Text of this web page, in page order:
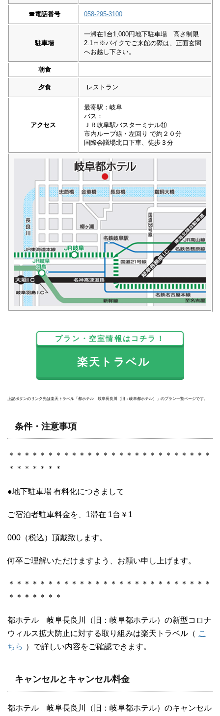
☎︎電話番号 058-295-3100
駐車場
一滞在1台1,000円地下駐車場 高さ制限
2.1ｍ※バイクでご来館の際は、正面玄関
へお越し下さい。
朝食
夕食 レストラン
アクセス
最寄駅：岐阜
バス：
ＪＲ岐阜駅バスターミナル⑪
市内ループ線・左回り で約２０分
国際会議場北口下車、徒歩３分
プラン・空室情報はコチラ！
楽天トラベル
上記ボタンのリンク先は楽天トラベル「都ホテル 岐阜長良川（旧：岐阜都ホテル）」のプラン一覧ページです。
条件・注意事項
＊＊＊＊＊＊＊＊＊＊＊＊＊＊＊＊＊＊＊＊＊＊＊＊＊＊
＊＊＊＊＊＊＊
●地下駐車場 有料化につきまして
ご宿泊者駐車料金を、1滞在 1台￥1
000（税込）頂戴致します。
何卒ご理解いただけますよう、お願い申し上げます。
＊＊＊＊＊＊＊＊＊＊＊＊＊＊＊＊＊＊＊＊＊＊＊＊＊＊
＊＊＊＊＊＊＊
都ホテル 岐阜長良川（旧：岐阜都ホテル）の新型コロナ
ウィルス拡大防止に対する取り組みは楽天トラベル（ こ
ちら ）で詳しい内容をご確認できます。
キャンセルとキャンセル料金
都ホテル 岐阜長良川（旧：岐阜都ホテル）のキャンセル